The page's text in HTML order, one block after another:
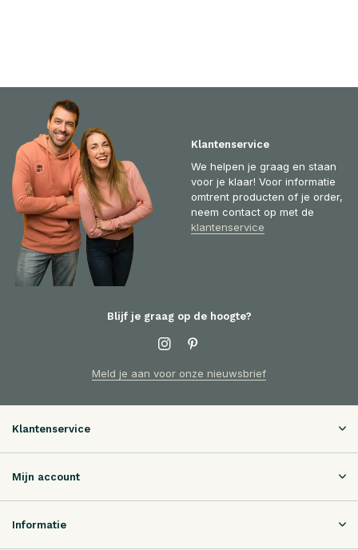
Klantenservice
We helpen je graag en staan
voor je klaar! Voor informatie
omtrent producten of je order,
neem contact op met de
klantenservice
Blijf je graag op de hoogte?
Meld je aan voor onze nieuwsbrief
Klantenservice
Mijn account
Informatie